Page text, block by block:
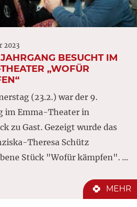
2023
BESUCHT IM
„WOFÜR
(23.2.) war der 9.
im Emma-Theater in
zu Gast. Gezeigt wurde das
Theresa Schütz
Stück "Wofür kämpfen". ...
MEHR